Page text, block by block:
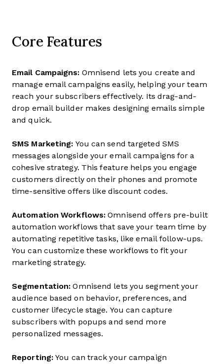
Core Features
Email Campaigns: Omnisend lets you create and
manage email campaigns easily, helping your team
reach your subscribers effectively. Its drag-and-
drop email builder makes designing emails simple
and quick.
SMS Marketing: You can send targeted SMS
messages alongside your email campaigns for a
cohesive strategy. This feature helps you engage
customers directly on their phones and promote
time-sensitive offers like discount codes.
Automation Workflows:Omnisend offers pre-built
automation workflows that save your team time by
automating repetitive tasks, like email follow-ups.
You can customize these workflows to fit your
marketing strategy.
Segmentation:Omnisend lets you segment your
audience based on behavior, preferences, and
customer lifecycle stage. You can capture
subscribers with popups and send more
personalized messages.
Reporting: You can track your campaign